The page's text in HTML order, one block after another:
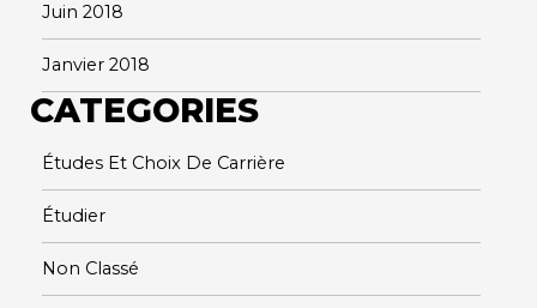
Juin 2018
Janvier 2018
CATEGORIES
Études Et Choix De Carrière
Étudier
Non Classé